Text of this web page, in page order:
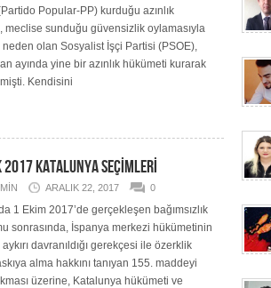
Popular-PP) kurduğu azınlık
meclise sunduğu güvensizlik oylamasıyla
olan Sosyalist İşçi Partisi (PSOE),
ayında yine bir azınlık hükümeti kurarak
Kendisini
KATALUNYA SEÇİMLERİ
ARALIK 22, 2017 0
1 Ekim 2017’de gerçekleşen bağımsızlık
sonrasında, İspanya merkezi hükümetinin
davranıldığı gerekçesi ile özerklik
alma hakkını tanıyan 155. maddeyi
üzerine, Katalunya hükümeti ve